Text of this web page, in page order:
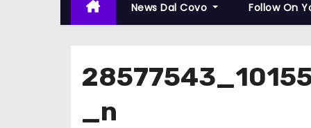
News Dal Covo Follow On
_n